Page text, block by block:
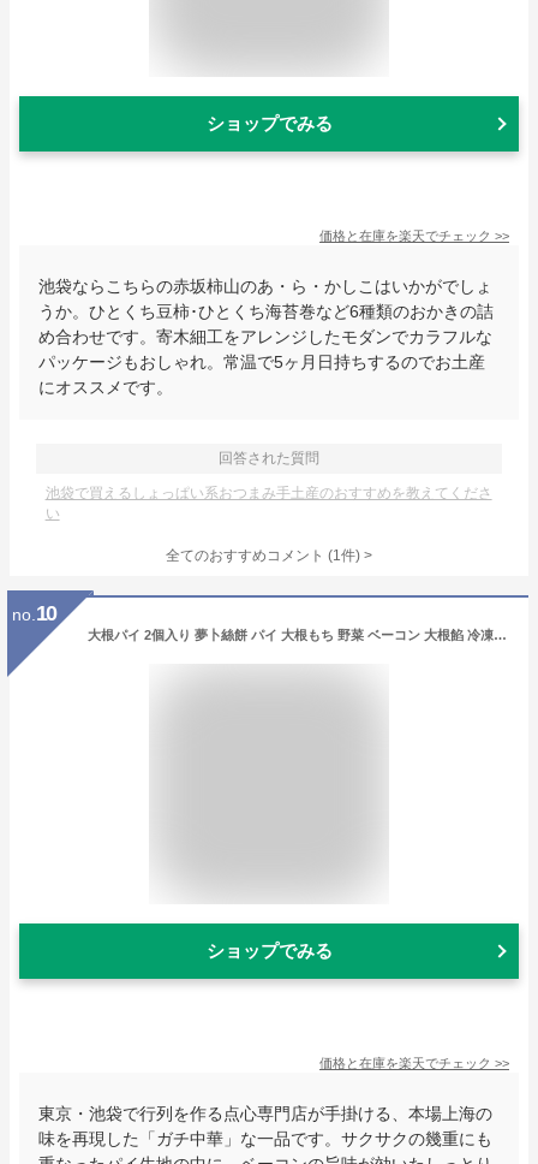
ショップでみる
価格と在庫を楽天でチェック >>
池袋ならこちらの赤坂柿山のあ・ら・かしこはいかがでしょ
うか。ひとくち豆柿･ひとくち海苔巻など6種類のおかきの詰
め合わせです。寄木細工をアレンジしたモダンでカラフルな
パッケージもおしゃれ。常温で5ヶ月日持ちするのでお土産
にオススメです。
回答された質問
池袋で買えるしょっぱい系おつまみ手土産のおすすめを教えてくださ
い
全てのおすすめコメント (1件) >
no. 10
大根パイ 2個入り 夢卜絲餅 パイ 大根もち 野菜 ベーコン 大根餡 冷凍 電子レンジ 中華 飲茶 点心 ガチ中華 中華料理 総菜 ガチ中華 東京 池袋 国内製造 永祥生煎館 中華総菜 お取り寄せグルメ えいしょうせいせんかん
ショップでみる
価格と在庫を楽天でチェック >>
東京・池袋で行列を作る点心専門店が手掛ける、本場上海の
味を再現した「ガチ中華」な一品です。サクサクの幾重にも